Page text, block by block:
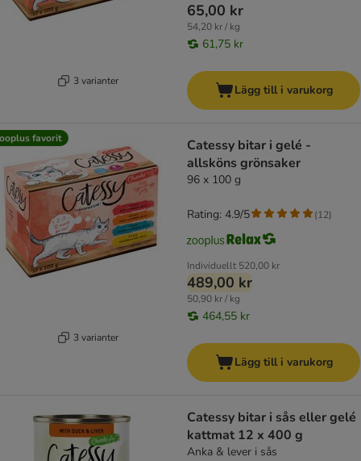
3 varianter
65,00 kr
54,20 kr / kg
61,75 kr
Lägg till i varukorg
favorit
3 varianter
Catessy bitar i gelé -
allsköns grönsaker
96 x 100 g
Individuellt 520,00 kr
489,00 kr
50,90 kr / kg
464,55 kr
Rating: 4.9/5 (12)
Lägg till i varukorg
Catessy bitar i sås eller gelé
kattmat 12 x 400 g
Anka & lever i sås